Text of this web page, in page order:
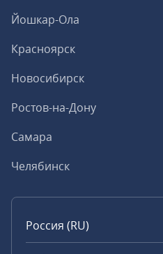
Йошкар-Ола
Красноярск
Новосибирск
Ростов-на-Дону
Самара
Челябинск
Россия (RU)